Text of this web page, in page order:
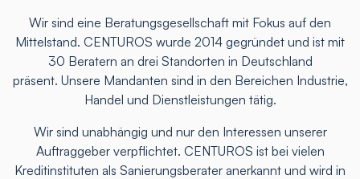
Wir sind eine Beratungsgesellschaft mit Fokus auf den
Mittelstand. CENTUROS wurde 2014 gegründet und ist mit
30 Beratern an drei Standorten in Deutschland
präsent. Unsere Mandanten sind in den Bereichen Industrie,
Handel und Dienstleistungen tätig.
Wir sind unabhängig und nur den Interessen unserer
Auftraggeber verpflichtet. CENTUROS ist bei vielen
Kreditinstituten als Sanierungsberater anerkannt und wird in